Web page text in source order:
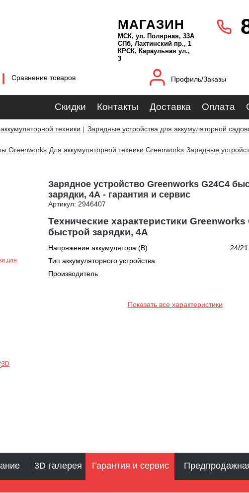
МАГАЗИН
МСК, ул. Полярная, 33А
СПб, Лахтинский пр., 1
КРСК, Караульная ул.,
3
Сравнение товаров Профиль/Заказы
Скидки Контакты Доставка Оплата
техники Зарядные устройства для аккумуляторной
Greenworks Для аккумуляторной техники Greenworks Зарядные
Зарядное устройство Greenworks G24C4
зарядки, 4А - гарантия и сервис
Артикул: 2946407
Технические характеристики Greenworks
быстрой зарядки, 4А
Напряжение аккумулятора (В)
24/
Тип аккумуляторного устройства
Производитель
Показать все характеристики
3D галерея Гарантия и сервис